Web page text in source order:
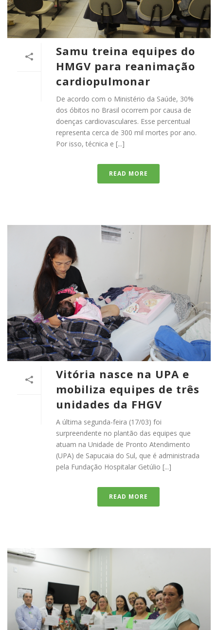
Samu treina equipes do
HMGV para reanimação
cardiopulmonar
De acordo com o Ministério da Saúde, 30%
dos óbitos no Brasil ocorrem por causa de
doenças cardiovasculares. Esse percentual
representa cerca de 300 mil mortes por ano.
Por isso, técnica e [...]
READ MORE
Vitória nasce na UPA e
mobiliza equipes de três
unidades da FHGV
A última segunda-feira (17/03) foi
surpreendente no plantão das equipes que
atuam na Unidade de Pronto Atendimento
(UPA) de Sapucaia do Sul, que é administrada
pela Fundação Hospitalar Getúlio [...]
READ MORE